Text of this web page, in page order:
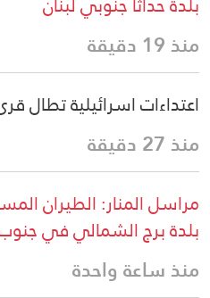
منذ 19 دقيقة
اعتداءات اسرائيلية
منذ 27 دقيقة
مراسل المنار: الطيران
بلدة برج الشمالي في جنوب
منذ ساعة واحدة